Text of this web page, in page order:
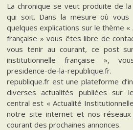
La chronique se veut produite de
qui soit. Dans la mesure où vous
quelques explications sur le thème
française » vous êtes libre de
vous tenir au courant, ce post
institutionnelle française »,
presidence-de-la-
republique.fr est une plateforme
diverses actualités publiées sur
central est « Actualité
notre site internet et nos réseaux
courant des prochaines annonces.